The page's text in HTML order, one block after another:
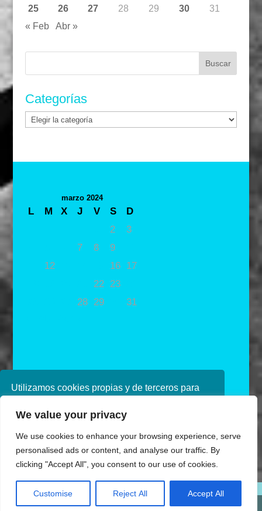
Utilizamos cookies propias y de terceros para
navegando, consideramos que acepta su uso.
política de cookies consulte nuestra
Política de
privacidad
We value your privacy
We use cookies to enhance your browsing experience, serve
personalised ads or content, and analyse our traffic. By
clicking "Accept All", you consent to our use of cookies.
Customise Reject All Accept All
25
26 27 28 29 30
31
« Feb
Abr »
Buscar:
Categorías
Categorías
marzo 2024
L M X J V S
D
2
3
7 8 9
12 16
17
22 23
28 29
31
Diseñado por Ana de Miguel
Share This